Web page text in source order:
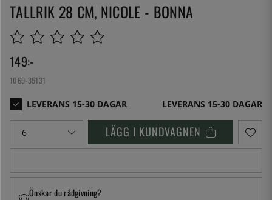
TALLRIK 28 CM, NICOLE - BONNA
149:-
1069-35131
LEVERANS 15-30 DAGAR
LÄGG I KUNDVAGNEN
Önskar du rådgivning?